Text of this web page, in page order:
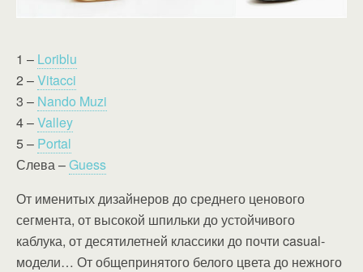
1 – Loriblu
2 –Vitacci
3 – Nando Muzi
4 –Valley
5 – Portal
Слева –Guess
От именитых дизайнеров до среднего ценового
сегмента, от высокой шпильки до устойчивого
каблука, от десятилетней классики до почти casual-
модели… От общепринятого белого цвета до нежного